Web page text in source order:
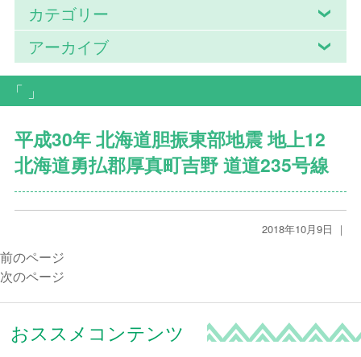
カテゴリー
アーカイブ
「 」
平成30年 北海道胆振東部地震 地上12
北海道勇払郡厚真町吉野 道道235号線
2018年10月9日 ｜
前のページ
次のページ
おススメコンテンツ